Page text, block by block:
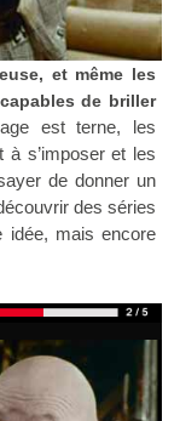
et même les
de briller
est terne, les
à s’imposer et les
de donner un
des séries
idée, mais encore